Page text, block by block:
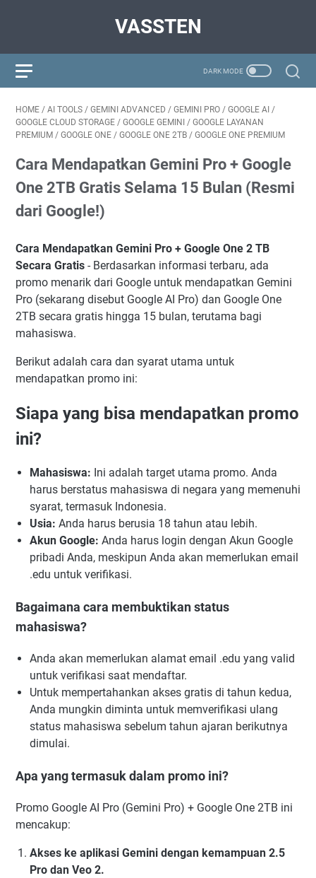
VASSTEN
HOME / AI TOOLS / GEMINI ADVANCED / GEMINI PRO / GOOGLE AI /
GOOGLE CLOUD STORAGE / GOOGLE GEMINI / GOOGLE LAYANAN
PREMIUM / GOOGLE ONE / GOOGLE ONE 2TB / GOOGLE ONE PREMIUM
Cara Mendapatkan Gemini Pro + Google
One 2TB Gratis Selama 15 Bulan (Resmi
dari Google!)
Cara Mendapatkan Gemini Pro + Google One 2 TB
Secara Gratis - Berdasarkan informasi terbaru, ada
promo menarik dari Google untuk mendapatkan Gemini
Pro (sekarang disebut Google AI Pro) dan Google One
2TB secara gratis hingga 15 bulan, terutama bagi
mahasiswa.
Berikut adalah cara dan syarat utama untuk
mendapatkan promo ini:
Siapa yang bisa mendapatkan promo
ini?
Mahasiswa: Ini adalah target utama promo. Anda
harus berstatus mahasiswa di negara yang memenuhi
syarat, termasuk Indonesia.
Usia: Anda harus berusia 18 tahun atau lebih.
Akun Google: Anda harus login dengan Akun Google
pribadi Anda, meskipun Anda akan memerlukan email
.edu untuk verifikasi.
Bagaimana cara membuktikan status
mahasiswa?
Anda akan memerlukan alamat email .edu yang valid
untuk verifikasi saat mendaftar.
Untuk mempertahankan akses gratis di tahun kedua,
Anda mungkin diminta untuk memverifikasi ulang
status mahasiswa sebelum tahun ajaran berikutnya
dimulai.
Apa yang termasuk dalam promo ini?
Promo Google AI Pro (Gemini Pro) + Google One 2TB ini
mencakup:
Akses ke aplikasi Gemini dengan kemampuan 2.5
Pro dan Veo 2.